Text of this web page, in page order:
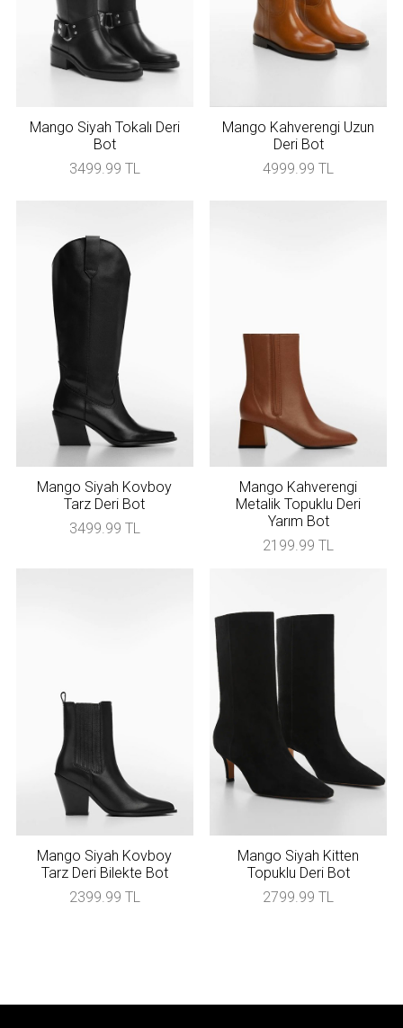
Mango Siyah Tokalı Deri
Bot
3499.99 TL
Mango Kahverengi Uzun
Deri Bot
4999.99 TL
Mango Siyah Kovboy
Tarz Deri Bot
3499.99 TL
Mango Kahverengi
Metalik Topuklu Deri
Yarım Bot
2199.99 TL
Mango Siyah Kovboy
Tarz Deri Bilekte Bot
2399.99 TL
Mango Siyah Kitten
Topuklu Deri Bot
2799.99 TL